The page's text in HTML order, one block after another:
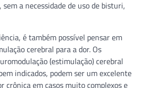
a necessidade de uso de bisturi,
é também possível pensar em
cerebral para a dor. Os
(estimulação) cerebral
indicados, podem ser um excelente
crônica em casos muito complexos e